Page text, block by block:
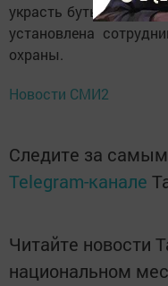
украсть бутылку
установлена
охраны.
Новости СМИ2
Следите за
Telegram-канале
Читайте новости
национальном